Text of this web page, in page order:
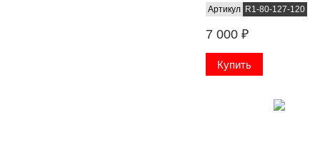
Артикул R1-80-127-120
7 000 ₽